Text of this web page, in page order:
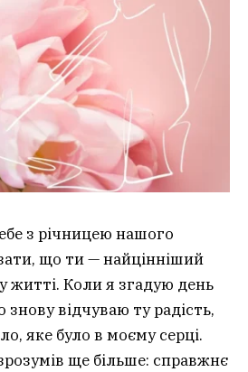
з річницею нашого
що ти — найцінніший
житті. Коли я згадую день
знову відчуваю ту радість,
яке було в моєму серці.
ще більше: справжнє